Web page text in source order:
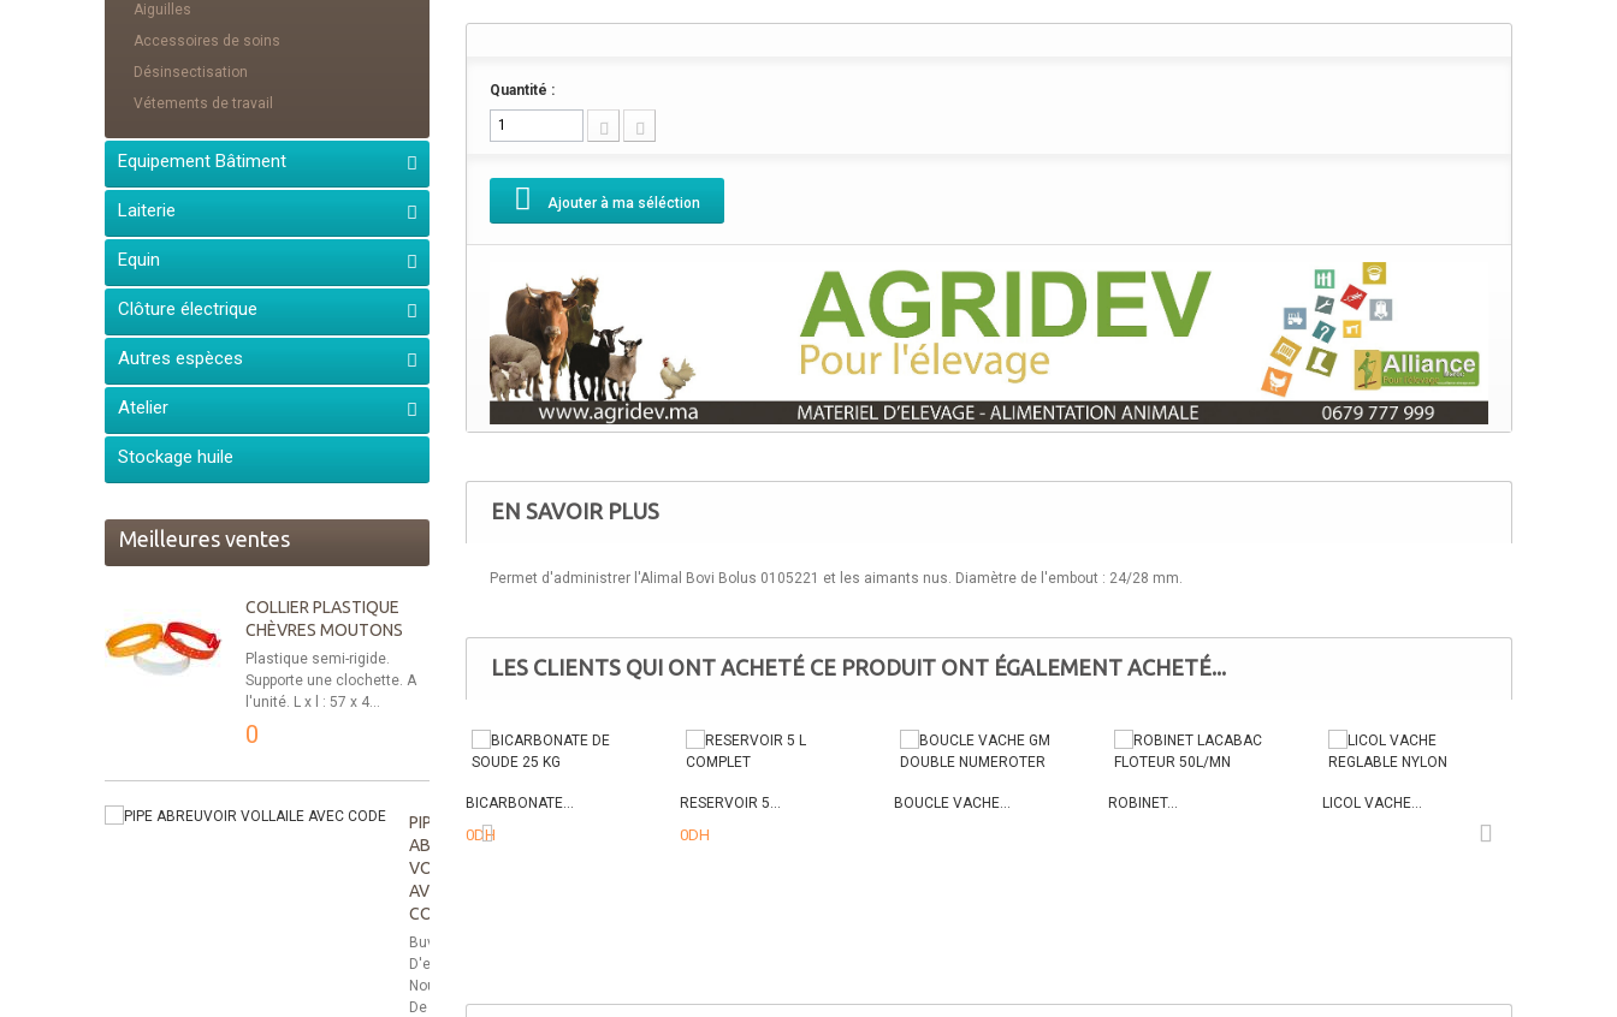
Aiguilles
Accessoires de soins
Désinsectisation
Vétements de travail
Equipement Bâtiment
Laiterie
Equin
Clôture électrique
Autres espèces
Atelier
Stockage huile
Meilleures ventes
COLLIER PLASTIQUE
CHÈVRES MOUTONS
Plastique semi-rigide.
Supporte une clochette. A
l'unité. L x l : 57 x 4...
0
PIPE
ABREUVOIR
VOLLAILE
AVEC
CODE
Buveur
D'eau
Nourrisseur
De
Quantité :
Ajouter à ma séléction
EN SAVOIR PLUS
Permet d'administrer l'Alimal Bovi Bolus 0105221 et les aimants nus. Diamètre de l'embout : 24/28 mm.
LES CLIENTS QUI ONT ACHETÉ CE PRODUIT ONT ÉGALEMENT ACHETÉ...
BICARBONATE...
0DH
RESERVOIR 5...
0DH
BOUCLE VACHE... ROBINET... LICOL VACHE...